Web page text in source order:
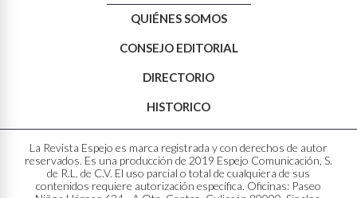
QUIÉNES SOMOS
CONSEJO EDITORIAL
DIRECTORIO
HISTORICO
La Revista Espejo es marca registrada y con derechos de autor
reservados. Es una producción de 2019 Espejo Comunicación, S.
de R.L. de C.V. El uso parcial o total de cualquiera de sus
contenidos requiere autorización específica. Oficinas: Paseo